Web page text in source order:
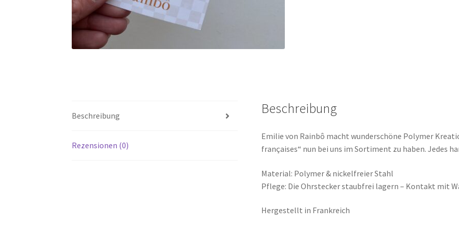
Beschreibung
Rezensionen (0)
Beschreibung
Emilie von Rainbô macht wunderschöne Polymer
françaises“ nun bei uns im Sortiment zu haben. Jedes
Material: Polymer & nickelfreier Stahl
Pflege: Die Ohrstecker staubfrei lagern – Kontakt mit
Hergestellt in Frankreich